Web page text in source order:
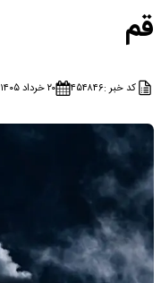
قم
کد خبر :۴۵۴۸۴۶ ۲۰ خرداد ۱۴۰۵ - ۱۳:۲۶